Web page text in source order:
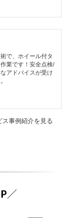
で、ホイール付タ
業です！安全点検/
アドバイスが受け
ス事例紹介を見る